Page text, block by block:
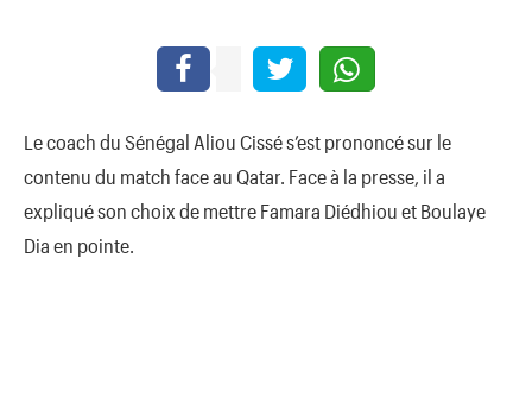
Le coach du Sénégal Aliou Cissé s’est prononcé sur le
contenu du match face au Qatar. Face à la presse, il a
expliqué son choix de mettre Famara Diédhiou et Boulaye
Dia en pointe.